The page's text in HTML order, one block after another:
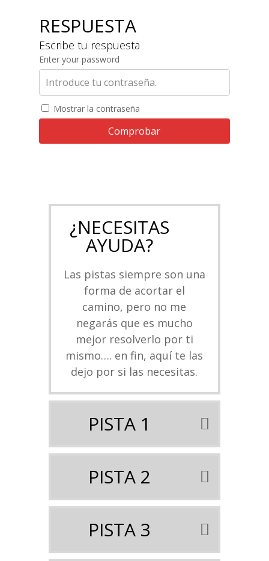
RESPUESTA
Escribe tu respuesta
Enter your password
Mostrar la contraseña
Comprobar
¿NECESITAS
AYUDA?
Las pistas siempre son una
forma de acortar el
camino, pero no me
negarás que es mucho
mejor resolverlo por ti
mismo…. en fin, aquí te las
dejo por si las necesitas.
PISTA 1
PISTA 2
PISTA 3